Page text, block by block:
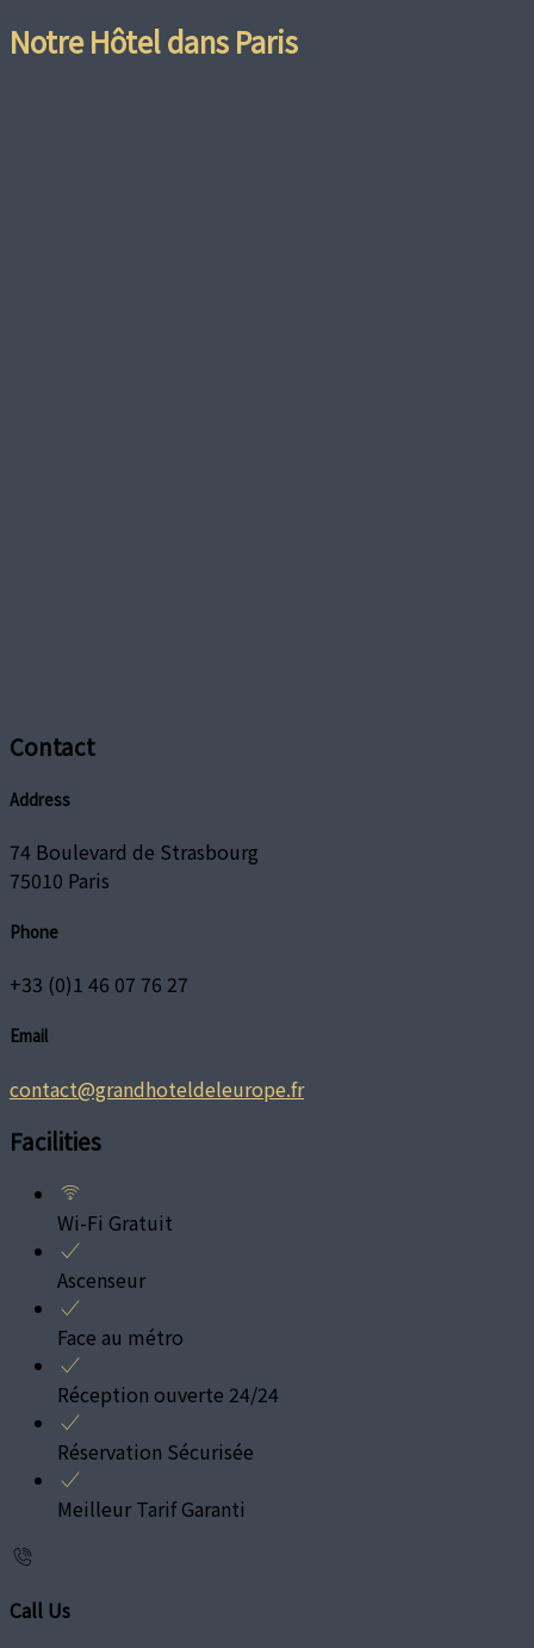
Notre Hôtel dans Paris
Contact
Address
74 Boulevard de Strasbourg
75010 Paris
Phone
+33 (0)1 46 07 76 27
Email
contact@grandhoteldeleurope.fr
Facilities
Wi-Fi Gratuit
Ascenseur
Face au métro
Réception ouverte 24/24
Réservation Sécurisée
Meilleur Tarif Garanti
Call Us